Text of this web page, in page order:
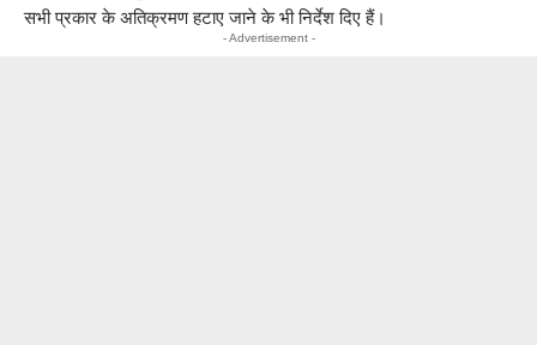
सभी प्रकार के अतिक्रमण हटाए जाने के भी निर्देश दिए हैं।
- Advertisement -